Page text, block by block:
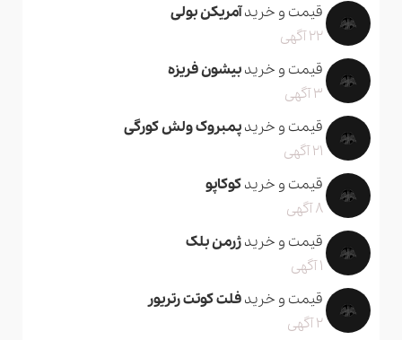
قیمت و خریدآمریکن بولی
22 آگهی
قیمت و خریدبیشون فریزه
3 آگهی
قیمت و خریدپمبروک ولش کورگی
21 آگهی
قیمت و خریدکوکاپو
8 آگهی
قیمت و خریدژرمن بلک
1 آگهی
قیمت و خریدفلت کوتت رتریور
2 آگهی